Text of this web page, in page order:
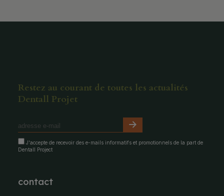
Restez au courant de toutes les actualités
Dentall Projet
J'accepte de recevoir des e-mails informatifs et promotionnels de la part de
Dentall Project
contact